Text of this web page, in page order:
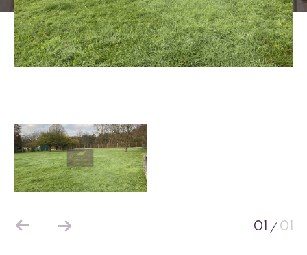
01 / 01